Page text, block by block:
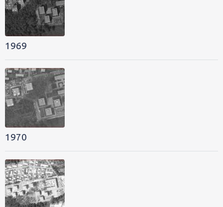
1969
1970